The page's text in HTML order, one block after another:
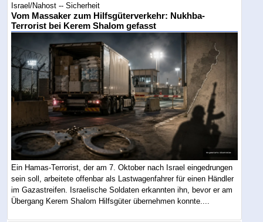
Israel/Nahost -- Sicherheit
Vom Massaker zum Hilfsgüterverkehr: Nukhba-
Terrorist bei Kerem Shalom gefasst
Ein Hamas-Terrorist, der am 7. Oktober nach Israel eingedrungen
sein soll, arbeitete offenbar als Lastwagenfahrer für einen Händler
im Gazastreifen. Israelische Soldaten erkannten ihn, bevor er am
Übergang Kerem Shalom Hilfsgüter übernehmen konnte....